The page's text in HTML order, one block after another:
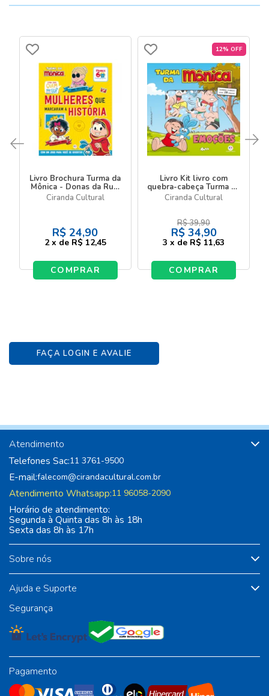
Livro Brochura Turma da
Mônica - Donas da Rua:
mulheres que marcaram
Ciranda Cultural
R$ 24,90
2 x de R$ 12,45
COMPRAR
12% OFF
Livro Kit livro com
quebra-cabeça Turma da
Mônica - Emoções
Ciranda Cultural
R$39,90
R$ 34,90
3 x de R$ 11,63
COMPRAR
FAÇA LOGIN E AVALIE
Sobre nós
Ajuda e Suporte
Atendimento
Telefones Sac:11 3761-9500
E-mail:falecom@cirandacultural.com.br
Atendimento Whatsapp:11 96058-2090
Horário de atendimento:
Segunda à Quinta das 8h às 18h
Sexta das 8h às 17h
Segurança
Pagamento